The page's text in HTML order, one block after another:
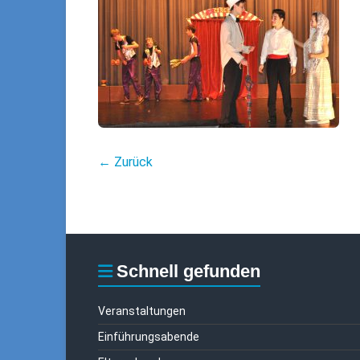
← Zurück
Schnell gefunden
Veranstaltungen
Einführungsabende